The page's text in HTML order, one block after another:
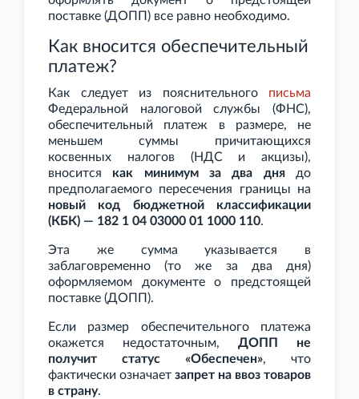
поставке (ДОПП) все равно необходимо.
Как вносится обеспечительный
платеж?
Как следует из пояснительного письма
Федеральной налоговой службы (ФНС),
обеспечительный платеж в размере, не
меньшем суммы причитающихся
косвенных налогов (НДС и акцизы),
вносится как минимум за два днядо
предполагаемого пересечения границы на
новый код бюджетной классификации
(КБК) — 182 1 04 03000 01 1000 110.
Эта же сумма указывается в
заблаговременно (то же за два дня)
оформляемом документе о предстоящей
поставке (ДОПП).
Если размер обеспечительного платежа
окажется недостаточным, ДОПП не
получит статус «Обеспечен», что
фактически означает запрет на ввоз товаров
в страну.